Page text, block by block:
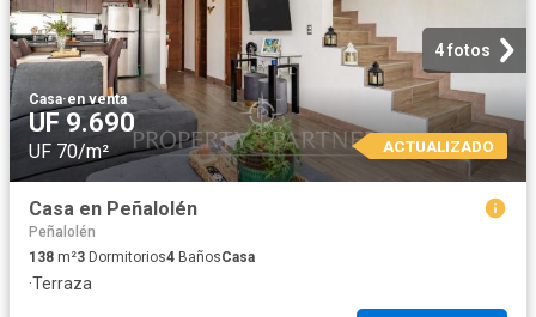
4 fotos
Casa·en venta
UF 9.690
UF 70/m² ACTUALIZADO
Casa en Peñalolén
Peñalolén
138 m²3 Dormitorios4 BañosCasa
·Terraza